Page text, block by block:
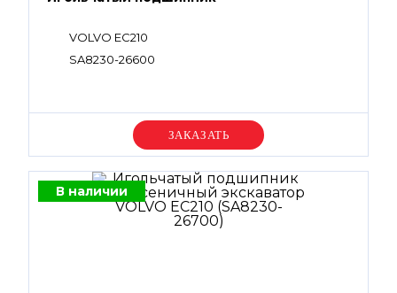
VOLVO EC210
SA8230-26600
Уточняйте цену
В наличии